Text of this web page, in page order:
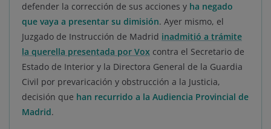
defender la corrección de sus acciones y ha negado
que vaya a presentar su dimisión. Ayer mismo, el
Juzgado de Instrucción de Madrid inadmitió a trámite
la querella presentada por Vox contra el Secretario de
Estado de Interior y la Directora General de la Guardia
Civil por prevaricación y obstrucción a la Justicia,
decisión que han recurrido a la Audiencia Provincial de
Madrid.